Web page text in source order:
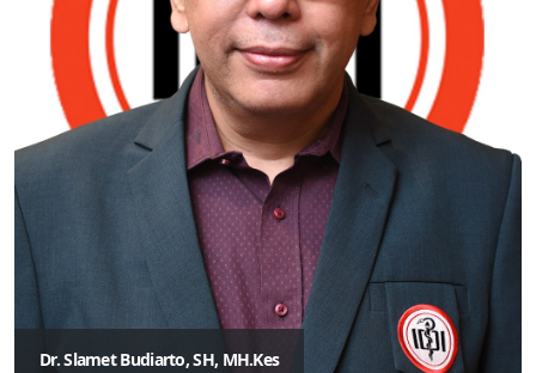
Dr. Slamet Budiarto, SH, MH.Kes